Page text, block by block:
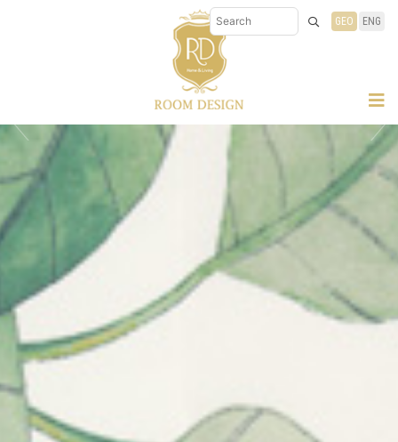
GEO ENG